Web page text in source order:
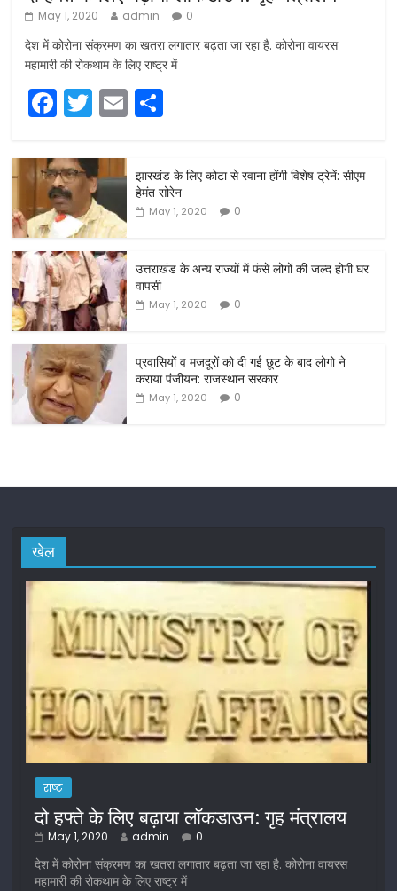
May 1, 2020 admin 0
देश में कोरोना संक्रमण का खतरा लगातार बढ़ता जा रहा है. कोरोना वायरस
महामारी की रोकथाम के लिए राष्ट्र में
F
a
c
e
b
o
o
k
T
w
itt
er
E
m
ar
e
झारखंड के लिए कोटा से रवाना होंगी विशेष ट्रेनें: सीएम
हेमंत सोरेन
May 1, 2020 0
उत्तराखंड के अन्य राज्यों में फंसे लोगों की जल्द होगी घर
वापसी
May 1, 2020 0
प्रवासियों व मजदूरों को दी गई छूट के बाद लोगो ने
कराया पंजीयन: राजस्थान सरकार
May 1, 2020 0
खेल
राष्ट्र
दो हफ्ते के लिए बढ़ाया लॉकडाउन: गृह मंत्रालय
May 1, 2020 admin 0
देश में कोरोना संक्रमण का खतरा लगातार बढ़ता जा रहा है. कोरोना वायरस
महामारी की रोकथाम के लिए राष्ट्र में